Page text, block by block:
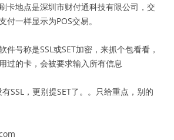
卡地点是深圳市财付通科技有限公司，交
付一样显示为POS交易。
件号称是SSL或SET加密，来抓个包看看，
过的卡，会被要求输入所有信息
SSL，更别提SET了。。只给重点，别的